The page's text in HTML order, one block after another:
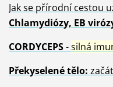
Jak se přírodní cestou
Chlamydiózy, EB
CORDYCEPS-silná
Překyselené tělo: